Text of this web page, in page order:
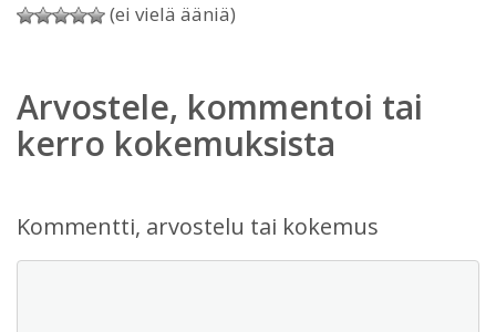
(ei vielä ääniä)
Arvostele, kommentoi tai
kerro kokemuksista
Kommentti, arvostelu tai kokemus